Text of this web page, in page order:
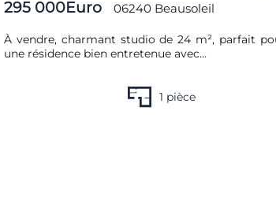
295 000Euro 06240 Beausoleil
À vendre, charmant studio de 24 m², parfait
une résidence bien entretenue avec...
1 pièce